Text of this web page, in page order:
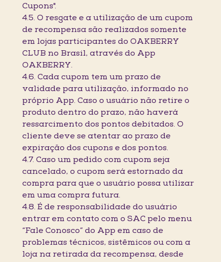
Cupons".
4.5. O resgate e a utilização de um cupom
de recompensa são realizados somente
em lojas participantes do OAKBERRY
CLUB no Brasil, através do App
OAKBERRY.
4.6. Cada cupom tem um prazo de
validade para utilização, informado no
próprio App. Caso o usuário não retire o
produto dentro do prazo, não haverá
ressarcimento dos pontos debitados. O
cliente deve se atentar ao prazo de
expiração dos cupons e dos pontos.
4.7. Caso um pedido com cupom seja
cancelado, o cupom será estornado da
compra para que o usuário possa utilizar
em uma compra futura.
4.8. É de responsabilidade do usuário
entrar em contato com o SAC pelo menu
“Fale Conosco” do App em caso de
problemas técnicos, sistêmicos ou com a
loja na retirada da recompensa, desde